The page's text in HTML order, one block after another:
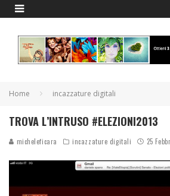
Home incazzature digitali
TROVA L’INTRUSO #ELEZIONI2013
micheleficara incazzature digitali 25